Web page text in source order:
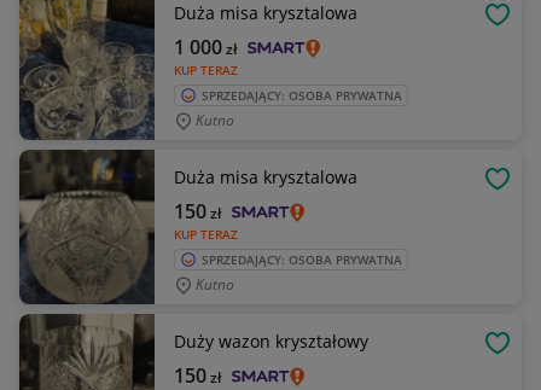
Duża misa krysztalowa
KUP TERAZ
1 000zł
SPRZEDAJĄCY: OSOBA PRYWATNA
Kutno
Duża misa krysztalowa
KUP TERAZ
150zł
SPRZEDAJĄCY: OSOBA PRYWATNA
Kutno
Duży wazon kryształowy
150zł